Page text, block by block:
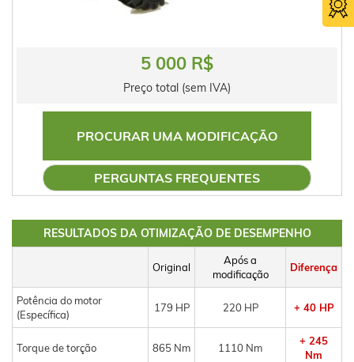
5 000 R$
Preço total (sem IVA)
PROCURAR UMA MODIFICAÇÃO
PERGUNTAS FREQUENTES
RESULTADOS DA OTIMIZAÇÃO DE DESEMPENHO
Original
Após a
modificação
Diferença
Potência do motor
(Específica)
179 HP 220 HP + 40 HP
Torque de torção 865 Nm 1110 Nm
+ 245
Nm